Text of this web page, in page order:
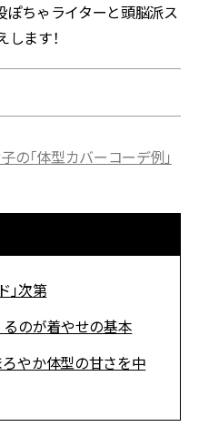
ぽちゃライターと頭脳派ス
ます！
「体型カバーコーデ例」
」次第
るのが着やせの基本
やか体型の甘さを中